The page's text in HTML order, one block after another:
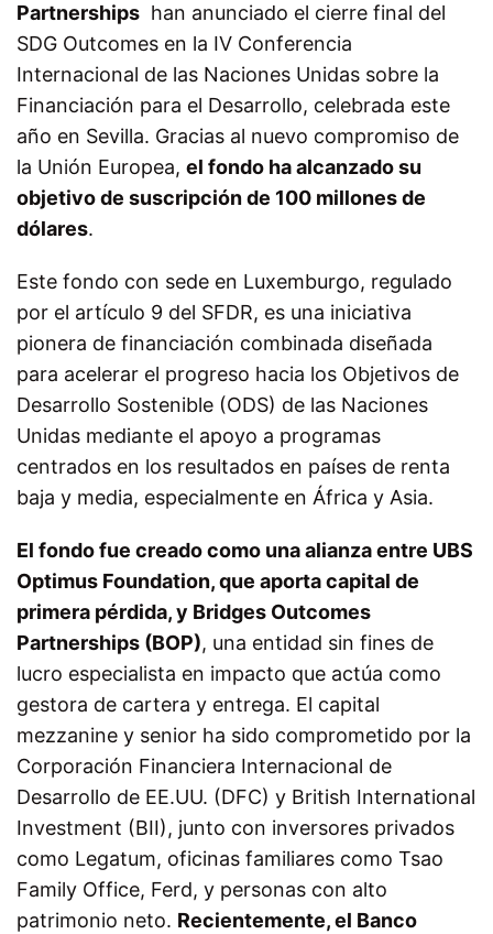
Partnerships han anunciado el cierre final del
SDG Outcomes en la IV Conferencia
Internacional de las Naciones Unidas sobre la
Financiación para el Desarrollo, celebrada este
año en Sevilla. Gracias al nuevo compromiso de
la Unión Europea, el fondo ha alcanzado su
objetivo de suscripción de 100 millones de
dólares.
Este fondo con sede en Luxemburgo, regulado
por el artículo 9 del SFDR, es una iniciativa
pionera de financiación combinada diseñada
para acelerar el progreso hacia los Objetivos de
Desarrollo Sostenible (ODS) de las Naciones
Unidas mediante el apoyo a programas
centrados en los resultados en países de renta
baja y media, especialmente en África y Asia.
El fondo fue creado como una alianza entre UBS
Optimus Foundation, que aporta capital de
primera pérdida, y Bridges Outcomes
Partnerships (BOP), una entidad sin fines de
lucro especialista en impacto que actúa como
gestora de cartera y entrega. El capital
mezzanine y senior ha sido comprometido por la
Corporación Financiera Internacional de
Desarrollo de EE.UU. (DFC) y British International
Investment (BII), junto con inversores privados
como Legatum, oficinas familiares como Tsao
Family Office, Ferd, y personas con alto
patrimonio neto. Recientemente, el Banco